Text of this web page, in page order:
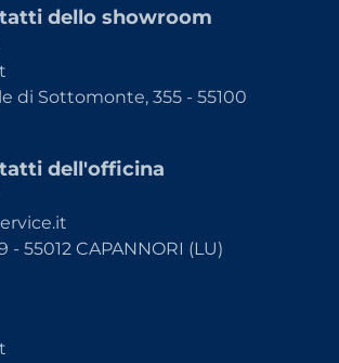
dello showroom
di Sottomonte, 355 - 55100
dell'officina
- 55012 CAPANNORI (LU)